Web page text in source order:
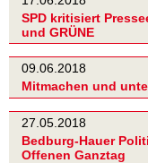
SPD kritisiert
und GRÜNE
09.06.2018
Mitmachen und
27.05.2018
Bedburg-Hauer
Offenen Ganztag